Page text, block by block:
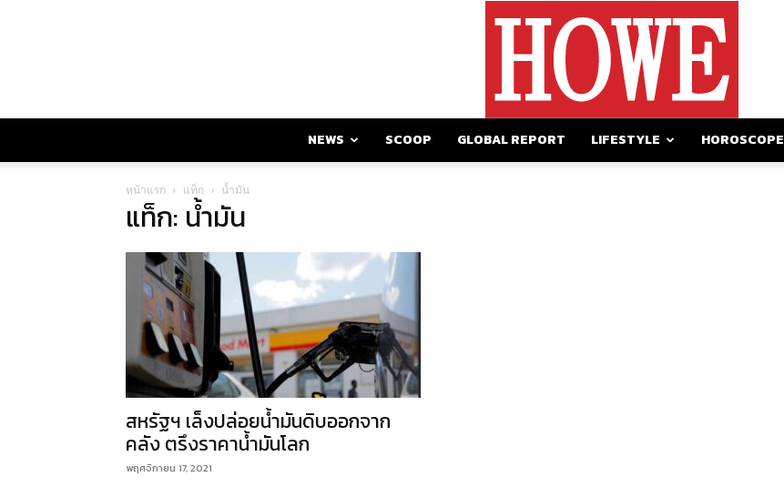
NEWS SCOOP GLOBAL REPORT LIFESTYLE HOROSCOPE
หน้าแรก แท็ก น้ำมัน
แท็ก: น้ำมัน
สหรัฐฯ เล็งปล่อยน้ำมันดิบออกจาก
คลัง ตรึงราคาน้ำมันโลก
พฤศจิกายน 17, 2021